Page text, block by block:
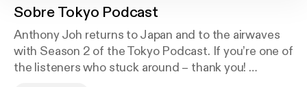
SobreTokyo Podcast
Anthony Joh returns to Japan and to the airwaves
with Season 2 of the Tokyo Podcast. If you’re one of
the listeners who stuck around – thank you!